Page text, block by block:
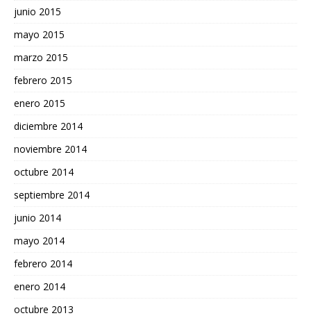
junio 2015
mayo 2015
marzo 2015
febrero 2015
enero 2015
diciembre 2014
noviembre 2014
octubre 2014
septiembre 2014
junio 2014
mayo 2014
febrero 2014
enero 2014
octubre 2013